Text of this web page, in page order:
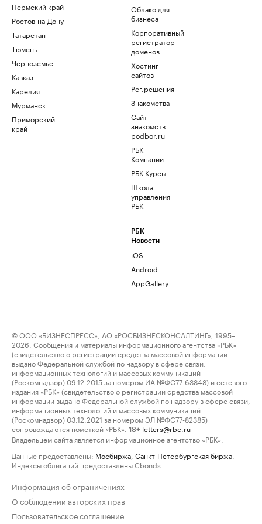
Пермский край
Ростов-на-Дону
Татарстан
Тюмень
Черноземье
Кавказ
Карелия
Мурманск
Приморский
край
Облако для
бизнеса
Корпоративный
регистратор
доменов
Хостинг
сайтов
Рег.решения
Знакомства
Сайт
знакомств
podbor.ru
РБК
Компании
РБК Курсы
Школа
управления
РБК
РБК
Новости
iOS
Android
AppGallery
© ООО «БИЗНЕСПРЕСС», АО «РОСБИЗНЕСКОНСАЛТИНГ», 1995–
2026. Сообщения и материалы информационного агентства «РБК»
(свидетельство о регистрации средства массовой информации
выдано Федеральной службой по надзору в сфере связи,
информационных технологий и массовых коммуникаций
(Роскомнадзор) 09.12.2015 за номером ИА №ФС77-63848) и сетевого
издания «РБК» (свидетельство о регистрации средства массовой
информации выдано Федеральной службой по надзору в сфере связи,
информационных технологий и массовых коммуникаций
(Роскомнадзор) 03.12.2021 за номером ЭЛ №ФС77-82385)
сопровождаются пометкой «РБК».
18+ letters@rbc.ru
Владельцем сайта является информационное агентство «РБК».
Данные предоставлены: Мосбиржа Санкт-Петербургская биржа
Индексы облигаций предоставлены Cbonds.
Информация об ограничениях
О соблюдении авторских прав
Пользовательское соглашение